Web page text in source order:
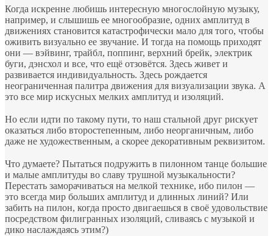
Когда искренне любишь интересную многослойную музыку,
например, и слышишь ее многообразие, одних амплитуд в
движениях становится катастрофически мало для того, чтобы
оживить визуально ее звучание. И тогда на помощь приходят
они — вэйвинг, трайбл, поппинг, верхний брейк, электрик
буги, дэнсхол и все, что ещё отзовётся. Здесь живет и
развивается индивидуальность. Здесь рождается
неограниченная палитра движения для визуализации звука. А
это все мир искусных мелких амплитуд и изоляций.
Но если идти по такому пути, то наш стальной друг рискует
оказаться либо второстепенным, либо неорганичным, либо
даже не художественным, а скорее декоративным реквизитом.
Что думаете? Пытаться подружить в пилонном танце большие
и малые амплитуды во славу трушной музыкальности?
Перестать заморачиваться на мелкой технике, ибо пилон —
это всегда мир больших амплитуд и длинных линий? Или
забить на пилон, когда просто двигаешься в своё удовольствие
посредством филигранных изоляций, сливаясь с музыкой и
дико наслаждаясь этим?)